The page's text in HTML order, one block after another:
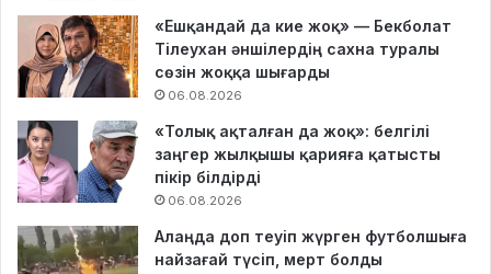
«Ешқандай да кие жоқ» — Бекболат
Тілеухан әншілердің сахна туралы
сөзін жоққа шығарды
06.08.2026
«Толық ақталған да жоқ»: белгілі
заңгер жылқышы қарияға қатысты
пікір білдірді
06.08.2026
Алаңда доп теуіп жүрген футболшыға
найзағай түсіп, мерт болды